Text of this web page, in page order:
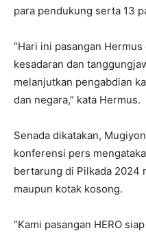
para pendukung serta 13
“Hari ini pasangan
kesadaran dan
melanjutkan pengabdian
dan negara,” kata Hermus.
Senada dikatakan,
konferensi pers
bertarung di Pilkada 2024
maupun kotak kosong.
“Kami pasangan HERO